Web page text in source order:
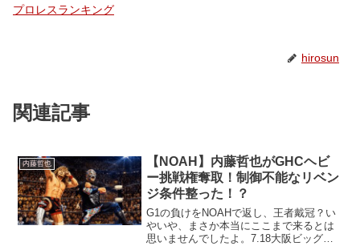
プロレスランキング
hirosun
関連記事
内藤哲也
【NOAH】内藤哲也がGHCヘビ
ー挑戦権奪取！制御不能なリベン
ジ条件整った！？
G1の負けをNOAHで返し、王者戴冠？い
やいや、まさか本当にここまで来るとは
思いませんでしたよ。7.18大阪ビッグマ